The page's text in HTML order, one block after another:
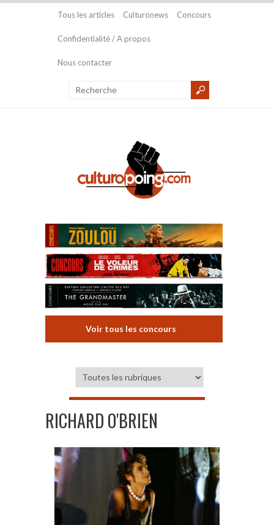
Tous les articles Culturonews Concours
Confidentialité / A propos
Nous contacter
Voir tous les concours
RICHARD O'BRIEN